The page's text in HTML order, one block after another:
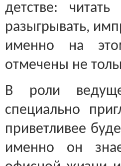
детстве:
разыгрывать,
именно на
отмечены не
В роли
специально
приветливее
именно он